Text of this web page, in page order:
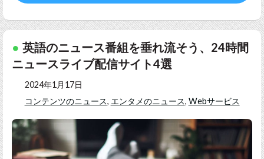
英語のニュース番組を垂れ流そう、24時間
ニュースライブ配信サイト4選
2024年1月17日
コンテンツのニュース, エンタメのニュース, Webサービス